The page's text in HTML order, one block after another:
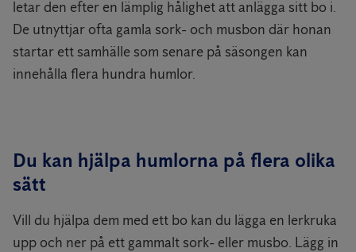
letar den efter en lämplig hålighet att anlägga sitt bo i.
De utnyttjar ofta gamla sork- och musbon där honan
startar ett samhälle som senare på säsongen kan
innehålla flera hundra humlor.
Du kan hjälpa humlorna på flera olika
sätt
Vill du hjälpa dem med ett bo kan du lägga en lerkruka
upp och ner på ett gammalt sork- eller musbo. Lägg in